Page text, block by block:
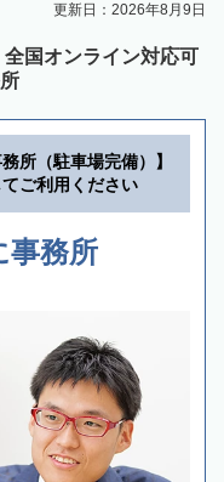
更新日：2026年8月9日
国オンライン対応可
所（駐車場完備）】
ご利用ください
事務所